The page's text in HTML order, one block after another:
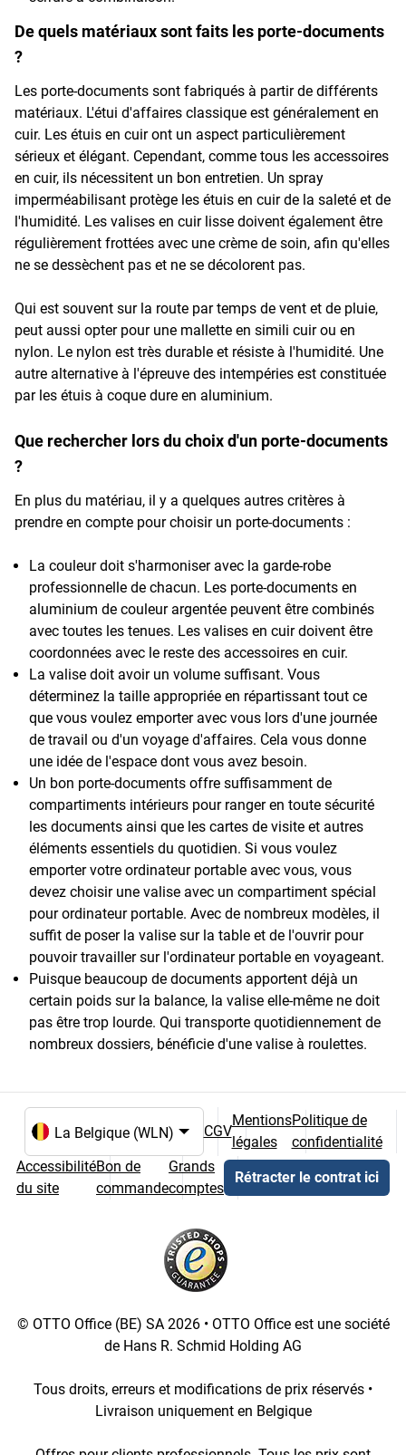
De quels matériaux sont faits les porte-documents
?
Les porte-documents sont fabriqués à partir de différents
matériaux. L'étui d'affaires classique est généralement en
cuir. Les étuis en cuir ont un aspect particulièrement
sérieux et élégant. Cependant, comme tous les accessoires
en cuir, ils nécessitent un bon entretien. Un spray
imperméabilisant protège les étuis en cuir de la saleté et de
l'humidité. Les valises en cuir lisse doivent également être
régulièrement frottées avec une crème de soin, afin qu'elles
ne se dessèchent pas et ne se décolorent pas.
Qui est souvent sur la route par temps de vent et de pluie,
peut aussi opter pour une mallette en simili cuir ou en
nylon. Le nylon est très durable et résiste à l'humidité. Une
autre alternative à l'épreuve des intempéries est constituée
par les étuis à coque dure en aluminium.
Que rechercher lors du choix d'un porte-documents
?
En plus du matériau, il y a quelques autres critères à
prendre en compte pour choisir un porte-documents :
La couleur doit s'harmoniser avec la garde-robe
professionnelle de chacun. Les porte-documents en
aluminium de couleur argentée peuvent être combinés
avec toutes les tenues. Les valises en cuir doivent être
coordonnées avec le reste des accessoires en cuir.
La valise doit avoir un volume suffisant. Vous
déterminez la taille appropriée en répartissant tout ce
que vous voulez emporter avec vous lors d'une journée
de travail ou d'un voyage d'affaires. Cela vous donne
une idée de l'espace dont vous avez besoin.
Un bon porte-documents offre suffisamment de
compartiments intérieurs pour ranger en toute sécurité
les documents ainsi que les cartes de visite et autres
éléments essentiels du quotidien. Si vous voulez
emporter votre ordinateur portable avec vous, vous
devez choisir une valise avec un compartiment spécial
pour ordinateur portable. Avec de nombreux modèles, il
suffit de poser la valise sur la table et de l'ouvrir pour
pouvoir travailler sur l'ordinateur portable en voyageant.
Puisque beaucoup de documents apportent déjà un
certain poids sur la balance, la valise elle-même ne doit
pas être trop lourde. Qui transporte quotidiennement de
nombreux dossiers, bénéficie d'une valise à roulettes.
Choix de la langue et du pays
CGV
Mentions
légales
Politique de
confidentialité
Accessibilité
du site
Bon de
commande
Grands
comptes
Rétracter le contrat ici
© OTTO Office (BE) SA 2026 • OTTO Office est une société
de Hans R. Schmid Holding AG
Tous droits, erreurs et modifications de prix réservés •
Livraison uniquement en Belgique